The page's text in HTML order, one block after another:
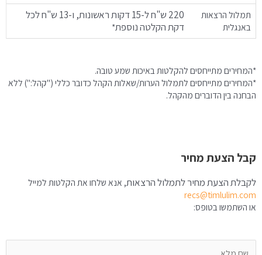
תמלול הרצאות
באנגלית
220 ש"ח ל-15 דקות ראשונות, ו-13 ש"ח לכל
דקת הקלטה נוספת*
*המחירים מתייחסים להקלטות באיכות שמע טובה.
*המחירים מתייחסים לתמלול הערות/שאלות הקהל כדובר כללי ("קהל:") ללא
הבחנה בין הדוברים מהקהל.
קבל הצעת מחיר
לקבלת הצעת מחיר לתמלול הרצאות, אנא שלחו את הקלטות למייל
recs@timlulim.com
או השתמשו בטופס: